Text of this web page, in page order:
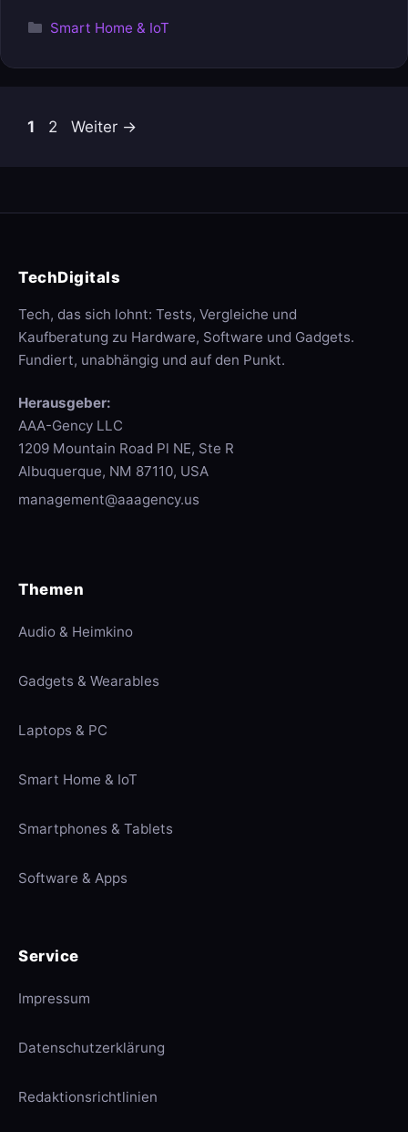
Kategorien
Smart Home & IoT
Seite
1 Seite
2 Weiter →
TechDigitals
Tech, das sich lohnt: Tests, Vergleiche und
Kaufberatung zu Hardware, Software und Gadgets.
Fundiert, unabhängig und auf den Punkt.
Herausgeber:
AAA-Gency LLC
1209 Mountain Road Pl NE, Ste R
Albuquerque, NM 87110, USA
management@aaagency.us
Themen
Audio & Heimkino
Gadgets & Wearables
Laptops & PC
Smart Home & IoT
Smartphones & Tablets
Software & Apps
Service
Impressum
Datenschutzerklärung
Redaktionsrichtlinien